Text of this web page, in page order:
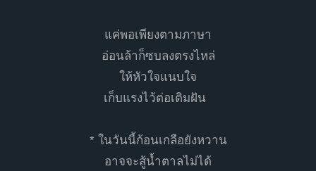
แค่พอเพียงตามภาษา
อ่อนล้าก็ซบลงตรงไหล่
ให้หัวใจแนบใจ
เก็บแรงไว้ต่อเติมฝัน
* ในวันนี้ก้อนเกลือยังหวาน
อาจจะสู้น้ำตาลไม่ได้